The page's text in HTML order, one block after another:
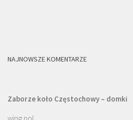
NAJNOWSZE KOMENTARZE
Zaborze koło Częstochowy – domki